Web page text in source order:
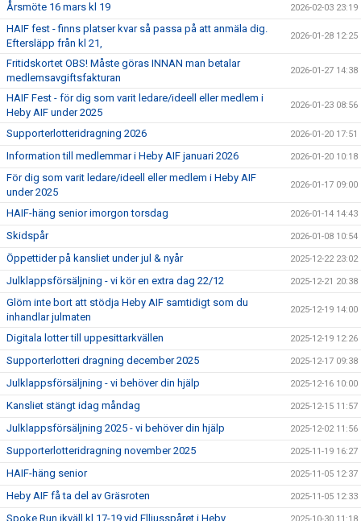
Årsmöte 16 mars kl 19 2026-02-03 23:19
HAIF fest - finns platser kvar så passa på att anmäla dig.
Eftersläpp från kl 21,
2026-01-28 12:25
Fritidskortet OBS! Måste göras INNAN man betalar
medlemsavgiftsfakturan
2026-01-27 14:38
HAIF Fest - för dig som varit ledare/ideell eller medlem i
Heby AIF under 2025
2026-01-23 08:56
Supporterlotteridragning 2026 2026-01-20 17:51
Information till medlemmar i Heby AIF januari 2026 2026-01-20 10:18
För dig som varit ledare/ideell eller medlem i Heby AIF
under 2025
2026-01-17 09:00
HAIF-häng senior imorgon torsdag 2026-01-14 14:43
Skidspår 2026-01-08 10:54
Öppettider på kansliet under jul & nyår 2025-12-22 23:02
Julklappsförsäljning - vi kör en extra dag 22/12 2025-12-21 20:38
Glöm inte bort att stödja Heby AIF samtidigt som du
inhandlar julmaten
2025-12-19 14:00
Digitala lotter till uppesittarkvällen 2025-12-19 12:26
Supporterlotteri dragning december 2025 2025-12-17 09:38
Julklappsförsäljning - vi behöver din hjälp 2025-12-16 10:00
Kansliet stängt idag måndag 2025-12-15 11:57
Julklappsförsäljning 2025 - vi behöver din hjälp 2025-12-02 11:56
Supporterlotteridragning november 2025 2025-11-19 16:27
HAIF-häng senior 2025-11-05 12:37
Heby AIF få ta del av Gräsroten 2025-11-05 12:33
Spoke Run ikväll kl 17-19 vid Elljusspåret i Heby